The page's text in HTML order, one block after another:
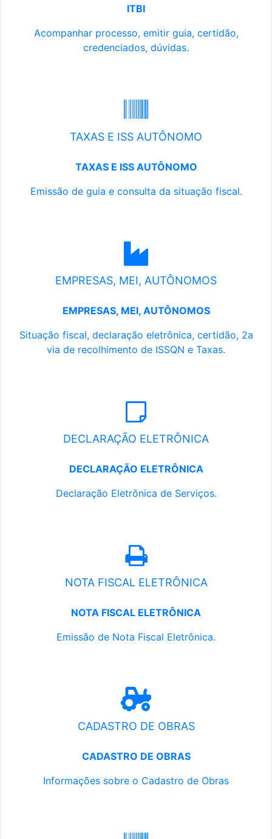
ITBI
Acompanhar processo, emitir guia, certidão,
credenciados, dúvidas.
TAXAS E ISS AUTÔNOMO
TAXAS E ISS AUTÔNOMO
Emissão de guia e consulta da situação fiscal.
EMPRESAS, MEI, AUTÔNOMOS
EMPRESAS, MEI, AUTÔNOMOS
Situação fiscal, declaração eletrônica, certidão, 2a
via de recolhimento de ISSQN e Taxas.
DECLARAÇÃO ELETRÔNICA
DECLARAÇÃO ELETRÔNICA
Declaração Eletrônica de Serviços.
NOTA FISCAL ELETRÔNICA
NOTA FISCAL ELETRÔNICA
Emissão de Nota Fiscal Eletrônica.
CADASTRO DE OBRAS
CADASTRO DE OBRAS
Informações sobre o Cadastro de Obras